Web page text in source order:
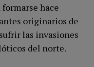
hace
originarios de
las invasiones
del norte.